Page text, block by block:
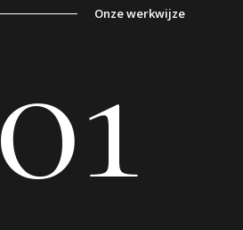
Onze werkwijze
01